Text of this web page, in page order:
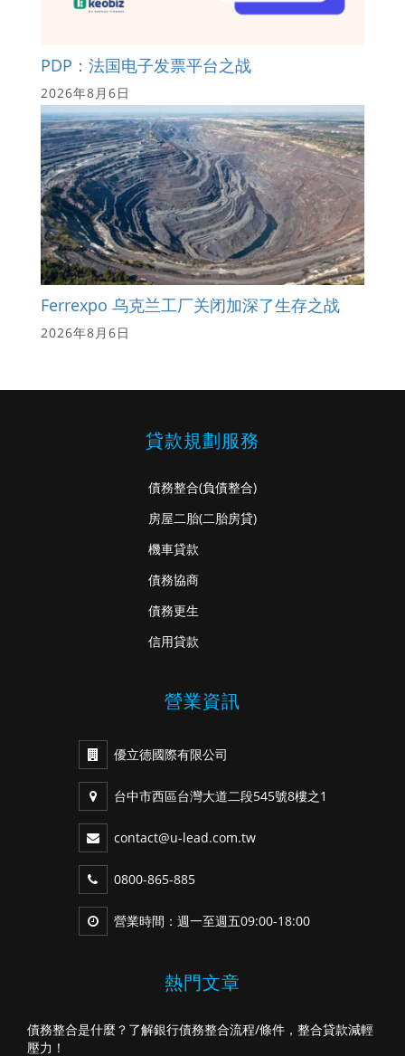
PDP：法国电子发票平台之战
2026年8月6日
Ferrexpo 乌克兰工厂关闭加深了生存之战
2026年8月6日
貸款規劃服務
債務整合(負債整合)
房屋二胎(二胎房貸)
機車貸款
債務協商
債務更生
信用貸款
營業資訊
優立德國際有限公司
台中市西區台灣大道二段545號8樓之1
contact@u-lead.com.tw
0800-865-885
營業時間：週一至週五09:00-18:00
熱門文章
債務整合是什麼？了解銀行債務整合流程/條件，整合貸款減輕
壓力！